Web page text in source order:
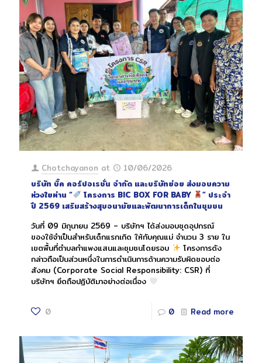
Chotchayanon at
10/06/2026
บริษัท บิ๊ค คอร์ปอเรชั่น จำกัด และบริษัทย่อย ส่งมอบความ
ห่วงใยผ่าน “
โครงการ BIC BOX FOR BABY
” ประจำ
ปี 2569 เสริมสร้างสุขอนามัยและพัฒนาการเด็กในชุมชน
วันที่ 09 มิถุนายน 2569 – บริษัทฯ ได้ส่งมอบชุดอุปกรณ์
ของใช้จำเป็นสำหรับเด็กแรกเกิด ให้กับคุณแม่ จำนวน 3 ราย ใน
เขตพื้นที่ตำบลกำแพงแสนและชุมชนโดยรอบ
โครงการดัง
กล่าวถือเป็นส่วนหนึ่งในการดำเนินการด้านความรับผิดชอบต่อ
สังคม (Corporate Social Responsibility: CSR) ที่
บริษัทฯ ยึดถือปฏิบัติมาอย่างต่อเนื่อง
0 0 Read more